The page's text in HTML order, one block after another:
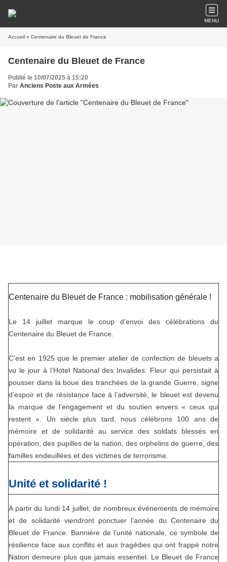
MENU
Accueil » Centenaire du Bleuet de France
Centenaire du Bleuet de France
Publié le 10/07/2025 à 15:20
Par Anciens Poste aux Armées
Centenaire du Bleuet de France : mobilisation générale !
Le 14 juillet marque le coup d’envoi des célébrations du
Centenaire du Bleuet de France.
C’est en 1925 que le premier atelier de confection de bleuets a
vu le jour à l’Hotel National des Invalides. Fleur qui persistait à
pousser dans la boue des tranchées de la grande Guerre, signe
d’espoir et de résistance face à l’adversité, le bleuet est devenu
la marque de l’engagement et du soutien envers « ceux qui
restent ». Un siècle plus tard, nous célébrons 100 ans de
mémoire et de solidarité au service des soldats blessés en
opération, des pupilles de la nation, des orphelins de guerre, des
familles endeuillées et des victimes de terrorisme.
Unité et solidarité !
A partir du lundi 14 juillet, de nombreux événements de mémoire
et de solidarité viendront ponctuer l’année du Centenaire du
Bleuet de France. Bannière de l’unité nationale, ce symbole de
résilience face aux conflits et aux tragédies qui ont frappé notre
Nation demeure plus que jamais essentiel. Le Bleuet de France